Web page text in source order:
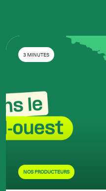
3 MINUTES
NOS PRODUCTEURS